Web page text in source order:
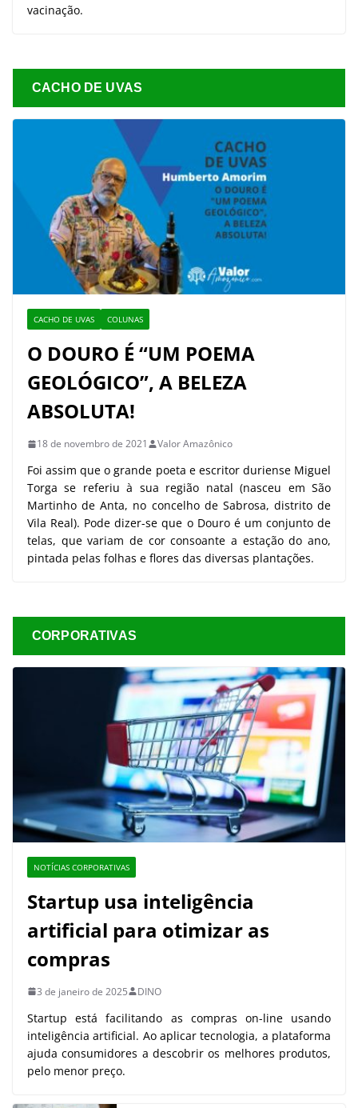
vacinação.
CACHO DE UVAS
CACHO DE UVAS COLUNAS
O DOURO É “UM POEMA
GEOLÓGICO”, A BELEZA
ABSOLUTA!
18 de novembro de 2021 Valor Amazônico
Foi assim que o grande poeta e escritor duriense Miguel
Torga se referiu à sua região natal (nasceu em São
Martinho de Anta, no concelho de Sabrosa, distrito de
Vila Real). Pode dizer-se que o Douro é um conjunto de
telas, que variam de cor consoante a estação do ano,
pintada pelas folhas e flores das diversas plantações.
CORPORATIVAS
NOTÍCIAS CORPORATIVAS
Startup usa inteligência
artificial para otimizar as
compras
3 de janeiro de 2025 DINO
Startup está facilitando as compras on-line usando
inteligência artificial. Ao aplicar tecnologia, a plataforma
ajuda consumidores a descobrir os melhores produtos,
pelo menor preço.